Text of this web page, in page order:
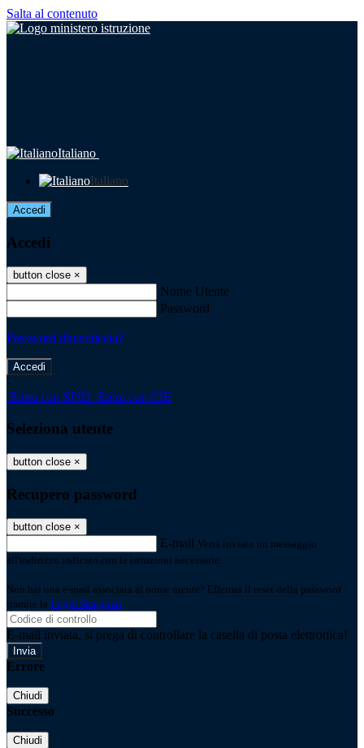
Salta al contenuto
Italiano
Italiano
Accedi
Accedi
button close ×
Nome Utente
Password
Password dimenticata?
-
Entra con SPID Entra con CIE
Seleziona utente
button close ×
Recupero password
button close ×
E-mail Verrà inviato un messaggio
all'indirizzo indicato con le istruzioni necessarie.
Non hai una e-mail associata al nome utente? Effettua il reset della password
tramite la Login Spaggiari
E-mail inviata, si prega di controllare la casella di posta elettronica!
Errore
Chiudi
Successo
Chiudi